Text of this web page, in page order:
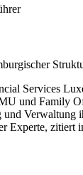
Services
und Family
Verwaltung
Experte, zitiert